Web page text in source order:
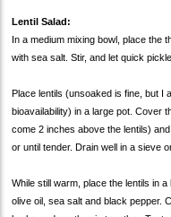
Lentil Salad:
In a medium mixing bowl, place the
with sea salt. Stir, and let quick
Place lentils (unsoaked is fine, but I
bioavailability) in a large pot. Cover
come 2 inches above the lentils)
or until tender. Drain well in a sieve
While still warm, place the lentils in
olive oil, sea salt and black pepper.